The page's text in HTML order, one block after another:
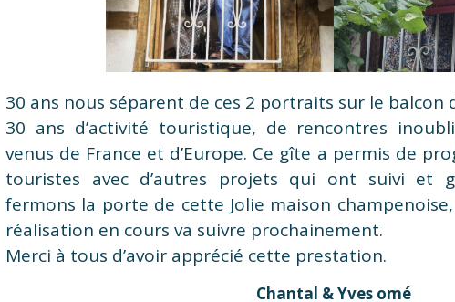
30 ans nous séparent de ces 2 portraits sur le balcon
30 ans d’activité touristique, de rencontres
venus de France et d’Europe. Ce gîte a permis de
touristes avec d’autres projets qui ont suivi et
fermons la porte de cette Jolie maison
réalisation en cours va suivre prochainement.
Merci à tous d’avoir apprécié cette prestation.
Chantal & Yves omé